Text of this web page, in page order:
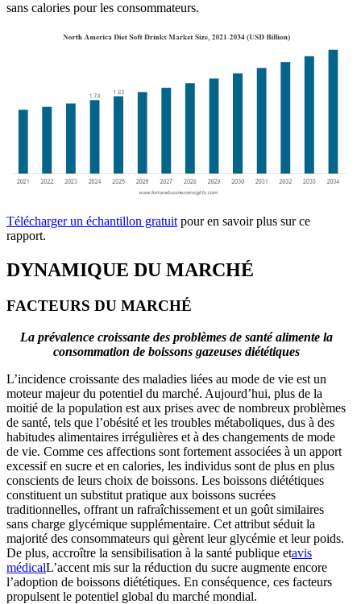
sans calories pour les consommateurs.
Télécharger un échantillon gratuit pour en savoir plus sur ce
rapport.
DYNAMIQUE DU MARCHÉ
FACTEURS DU MARCHÉ
La prévalence croissante des problèmes de santé alimente la
consommation de boissons gazeuses diététiques
L’incidence croissante des maladies liées au mode de vie est un
moteur majeur du potentiel du marché. Aujourd’hui, plus de la
moitié de la population est aux prises avec de nombreux problèmes
de santé, tels que l’obésité et les troubles métaboliques, dus à des
habitudes alimentaires irrégulières et à des changements de mode
de vie. Comme ces affections sont fortement associées à un apport
excessif en sucre et en calories, les individus sont de plus en plus
conscients de leurs choix de boissons. Les boissons diététiques
constituent un substitut pratique aux boissons sucrées
traditionnelles, offrant un rafraîchissement et un goût similaires
sans charge glycémique supplémentaire. Cet attribut séduit la
majorité des consommateurs qui gèrent leur glycémie et leur poids.
De plus, accroître la sensibilisation à la santé publique etavis
médicalL’accent mis sur la réduction du sucre augmente encore
l’adoption de boissons diététiques. En conséquence, ces facteurs
propulsent le potentiel global du marché mondial.